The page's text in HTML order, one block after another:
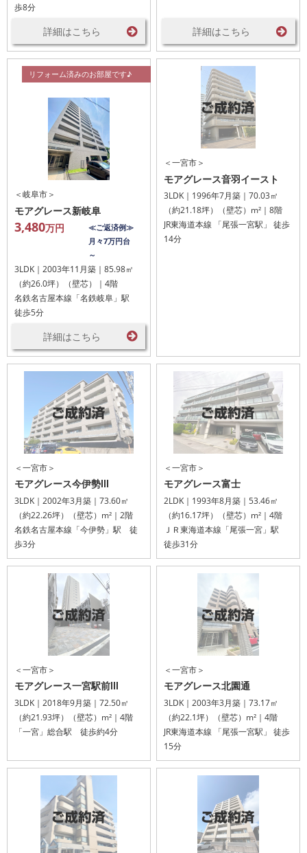
歩8分
詳細はこちら 詳細はこちら
リフォーム済みのお部屋です♪
＜岐阜市＞
モアグレース新岐阜
3,480万円
≪ご返済例≫
月々7万円台
～
3LDK｜2003年11月築｜85.98㎡
（約26.0坪）（壁芯）｜4階
名鉄名古屋本線「名鉄岐阜」駅
徒歩5分
詳細はこちら
＜一宮市＞
モアグレース音羽イースト
3LDK｜1996年7月築｜70.03㎡
（約21.18坪）（壁芯）m²｜8階
JR東海道本線 「尾張一宮駅」 徒歩
14分
＜一宮市＞
モアグレース今伊勢Ⅲ
3LDK｜2002年3月築｜73.60㎡
（約22.26坪）（壁芯）m²｜2階
名鉄名古屋本線「今伊勢」駅 徒
歩3分
＜一宮市＞
モアグレース富士
2LDK｜1993年8月築｜53.46㎡
（約16.17坪）（壁芯）m²｜4階
ＪＲ東海道本線「尾張一宮」駅
徒歩31分
＜一宮市＞
モアグレース一宮駅前Ⅲ
3LDK｜2018年9月築｜72.50㎡
（約21.93坪）（壁芯）m²｜4階
「一宮」総合駅 徒歩約4分
＜一宮市＞
モアグレース北園通
3LDK｜2003年3月築｜73.17㎡
（約22.1坪）（壁芯）m²｜4階
JR東海道本線 「尾張一宮駅」 徒歩
15分